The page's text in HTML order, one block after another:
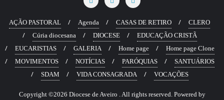
AÇÃO PASTORAL Agenda CASAS DE RETIRO
CLERO
Cúria diocesana
DIOCESE
EDUCAÇÃO CRISTÃ
EUCARISTIAS
GALERIA Home page
Home page Clone
MOVIMENTOS
NOTÍCIAS PARÓQUIAS
SANTUÁRIOS
SDAM
VIDA CONSAGRADA VOCAÇÕES
Copyright ©2026 Diocese de Aveiro . All rights reserved. Powered by